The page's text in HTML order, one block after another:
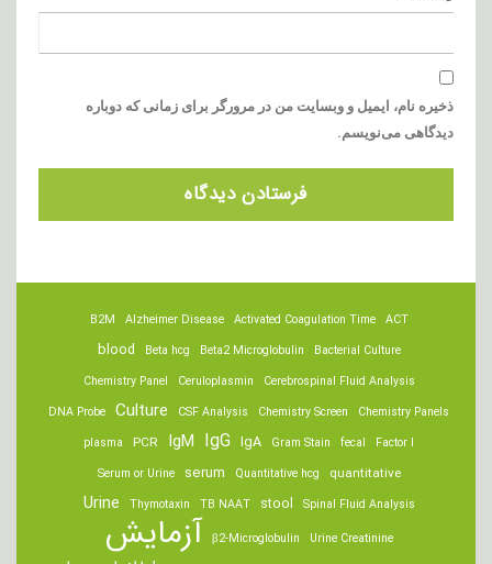
ذخیره نام، ایمیل و وبسایت من در مرورگر برای زمانی که دوباره
دیدگاهی می‌نویسم.
ACT
Activated Coagulation Time
Alzheimer Disease
B2M
Bacterial Culture
Beta2 Microglobulin
Beta hcg
blood
Cerebrospinal Fluid Analysis
Ceruloplasmin
Chemistry Panel
Chemistry Panels
Chemistry Screen
CSF Analysis
Culture
DNA Probe
Factor I
fecal
Gram Stain
IgA
IgG
IgM
PCR
plasma
quantitative
Quantitative hcg
serum
Serum or Urine
Spinal Fluid Analysis
stool
TB NAAT
Thymotaxin
Urine
Urine Creatinine
β2-Microglobulin آزمایش